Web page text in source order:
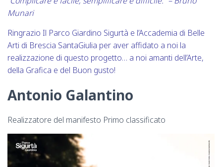
Munari
Ringrazio Il Parco Giardino Sigurtà e l’Accademia di Belle
Arti di Brescia SantaGiulia per aver affidato a noi la
realizzazione di questo progetto… a noi amanti dell’Arte,
della Grafica e del Buon gusto!
Antonio Galantino
Realizzatore del manifesto Primo classificato